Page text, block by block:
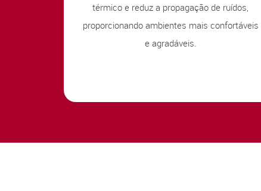
térmico e reduz a propagação de ruídos,
proporcionando ambientes mais confortáveis
e agradáveis.